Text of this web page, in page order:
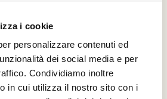
i cookie
personalizzare contenuti ed
dei social media e per
Condividiamo inoltre
in cui utilizza il nostro sito con i